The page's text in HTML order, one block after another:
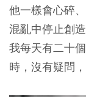
他一樣會心碎
混亂中停止創
我每天有二十
時，沒有疑問